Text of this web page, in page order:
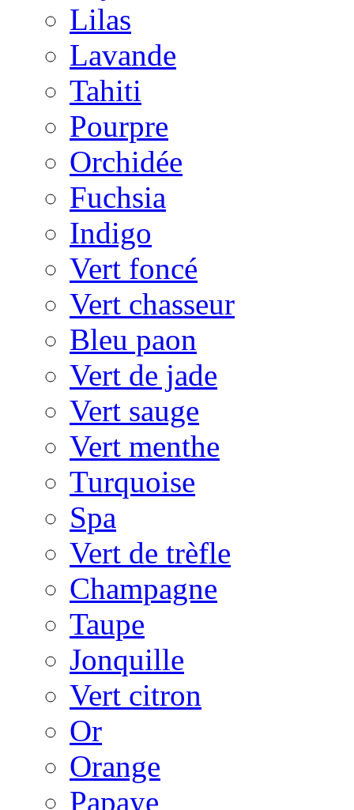
Lilas
Lavande
Tahiti
Pourpre
Orchidée
Fuchsia
Indigo
Vert foncé
Vert chasseur
Bleu paon
Vert de jade
Vert sauge
Vert menthe
Turquoise
Spa
Vert de trèfle
Champagne
Taupe
Jonquille
Vert citron
Or
Orange
Papaye